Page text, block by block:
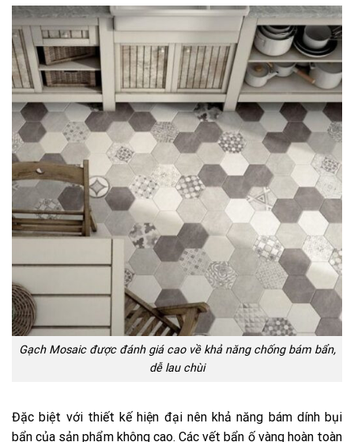
Gạch Mosaic được đánh giá cao về khả năng chống bám bẩn,
dễ lau chùi
Đặc biệt với thiết kế hiện đại nên khả năng bám dính bụi
bẩn của sản phẩm không cao. Các vết bẩn ố vàng hoàn toàn